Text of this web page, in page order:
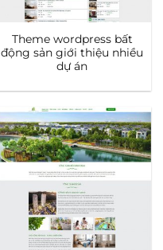
Theme wordpress bất
động sản giới thiệu nhiều
dự án